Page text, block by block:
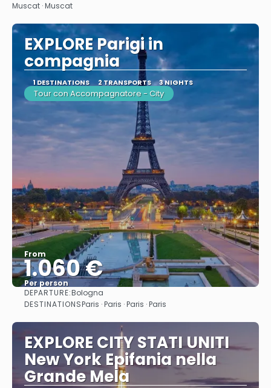
Muscat · Muscat
EXPLORE Parigi in
compagnia
1 DESTINATIONS 2 TRANSPORTS 3 NIGHTS
Tour con Accompagnatore - City
From
1.060 €
Per person
See
DEPARTURE:Bologna
DESTINATIONSParis · Paris · Paris · Paris
EXPLORE CITY STATI UNITI
New York Epifania nella
Grande Mela